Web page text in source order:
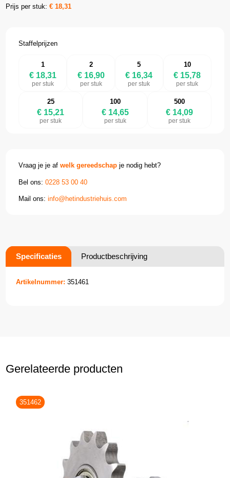
Prijs per stuk:€18,31
Staffelprijzen
1
€ 18,31
per stuk
2
€ 16,90
per stuk
5
€ 16,34
per stuk
10
€ 15,78
per stuk
25
€ 15,21
per stuk
100
€ 14,65
per stuk
500
€ 14,09
per stuk
Vraag je je afwelk gereedschap je nodig hebt?
Bel ons:0228 53 00 40
Mail ons:info@hetindustriehuis.com
Specificaties Productbeschrijving
Artikelnummer: 351461
Gerelateerde producten
351462